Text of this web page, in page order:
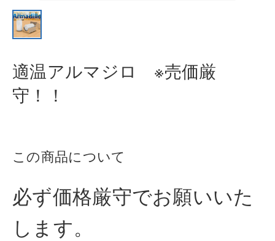
適温アルマジロ ※売価厳
守！！
この商品について
必ず価格厳守でお願いいた
します。